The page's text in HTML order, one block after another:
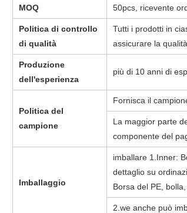
MOQ 50pcs, ricevente
Politica di controllo
di qualità
Tutti i prodotti in
assicurare la
Produzione
dell'esperienza
più di 10 anni di
Politica del
campione
Fornisca il
La maggior parte
componente del
Imballaggio
imballare 1.Inner:
dettaglio su
Borsa del PE,
2.we anche può